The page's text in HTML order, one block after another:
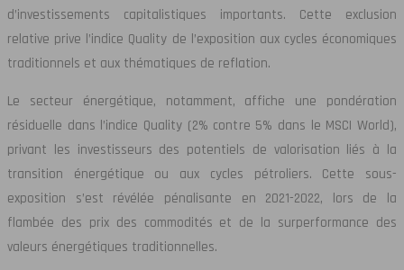
d’investissements capitalistiques importants. Cette exclusion
relative prive l’indice Quality de l’exposition aux cycles économiques
traditionnels et aux thématiques de reflation.
Le secteur énergétique, notamment, affiche une pondération
résiduelle dans l’indice Quality (2% contre 5% dans le MSCI World),
privant les investisseurs des potentiels de valorisation liés à la
transition énergétique ou aux cycles pétroliers. Cette sous-
exposition s’est révélée pénalisante en 2021-2022, lors de la
flambée des prix des commodités et de la surperformance des
valeurs énergétiques traditionnelles.